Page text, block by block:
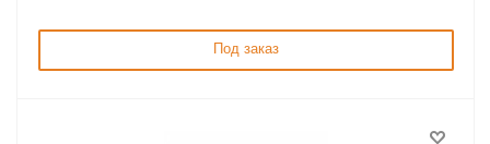
Под заказ